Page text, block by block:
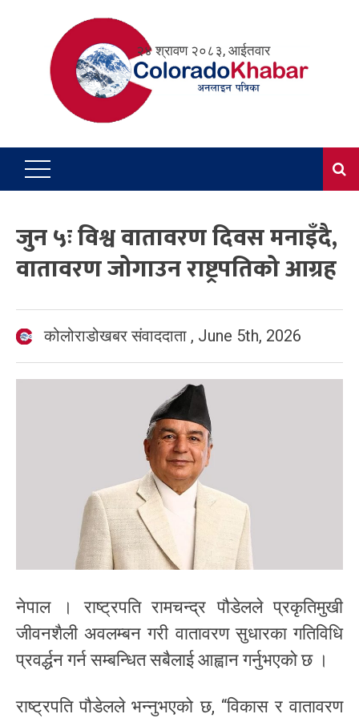
२४ श्रावण २०८३, आईतवार
जुन ५ः विश्व वातावरण दिवस मनाइँदै,
वातावरण जोगाउन राष्ट्रपतिको आग्रह
कोलोराडोखबर संवाददाता , June 5th, 2026
नेपाल । राष्ट्रपति रामचन्द्र पौडेलले प्रकृतिमुखी
जीवनशैली अवलम्बन गरी वातावरण सुधारका गतिविधि
प्रवर्द्धन गर्न सम्बन्धित सबैलाई आह्वान गर्नुभएको छ ।
राष्ट्रपति पौडेलले भन्नुभएको छ, “विकास र वातावरण